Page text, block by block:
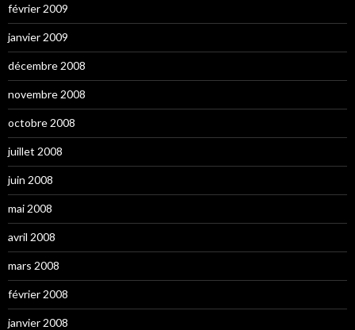
février 2009
janvier 2009
décembre 2008
novembre 2008
octobre 2008
juillet 2008
juin 2008
mai 2008
avril 2008
mars 2008
février 2008
janvier 2008